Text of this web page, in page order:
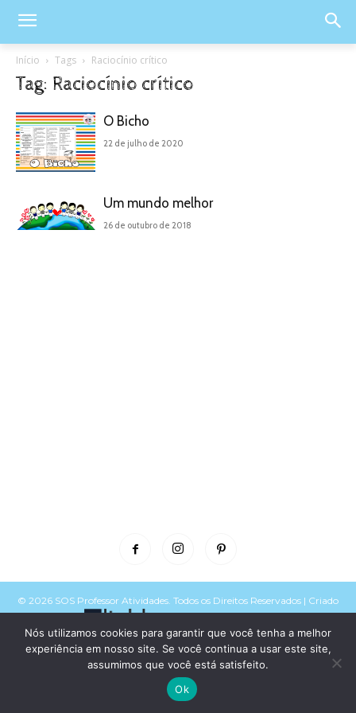
Início Tags Raciocínio crítico
Tag: Raciocínio crítico
O Bicho
22 de julho de 2020
Um mundo melhor
26 de outubro de 2018
© 2026 SOS Professor Atividades. Todos os Direitos Reservados | Criado
e mantido por Política de Privacidade
Termos de Uso
Voltar para o topo do site
Nós utilizamos cookies para garantir que você tenha a melhor
experiência em nosso site. Se você continua a usar este site,
assumimos que você está satisfeito.
Ok